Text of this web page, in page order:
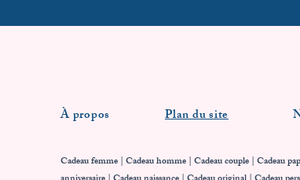
À propos Plan du site
Cadeau femme|Cadeau homme| Cadeau couple |Cadeau